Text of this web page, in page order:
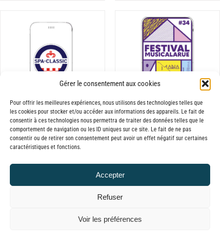
Gérer le consentement aux cookies
Pour offrir les meilleures expériences, nous utilisons des technologies telles que
les cookies pour stocker et/ou accéder aux informations des appareils. Le fait de
consentir à ces technologies nous permettra de traiter des données telles que le
comportement de navigation ou les ID uniques sur ce site. Le fait de ne pas
consentir ou de retirer son consentement peut avoir un effet négatif sur certaines
caractéristiques et fonctions.
Accepter
Refuser
Voir les préférences
PAGE
DU
PRODUIT
prix :
30,00€
Batterie externe
MANA Spa Classic
30,00€ – 65,00€
prix :
30,00€
65,00€
TTC
CHOIX DES OPTIONS
CE
PRODUIT
PLUSIEURS
VARIATIONS.
LES
OPTIONS
PEUVENT
ÊTRE
SUR
/ DÉTAILS
Batterie externe
30,00€ – 65,00€
prix :
TTC